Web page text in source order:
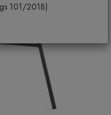
101/2018)